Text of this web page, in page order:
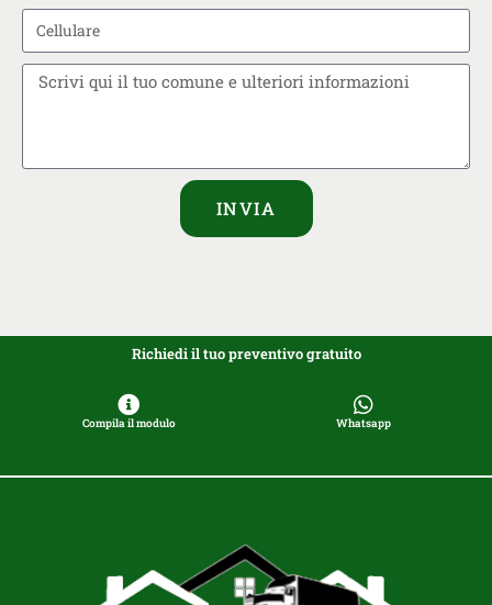
INVIA
Richiedi il tuo preventivo gratuito
Compila il modulo Whatsapp